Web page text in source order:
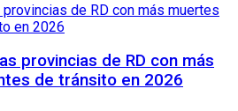
provincias de RD con más
de tránsito en 2026